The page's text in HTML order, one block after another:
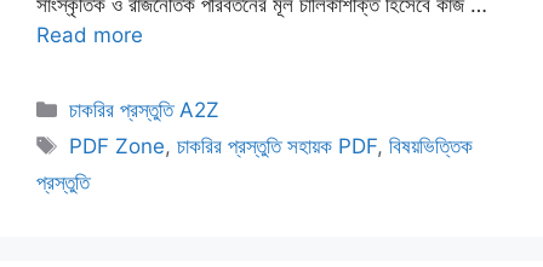
Read more
Categories
চাকরির প্রস্তুতি A2Z
Tags
PDF Zone,চাকরির প্রস্তুতি সহায়ক PDF,বিষয়ভিত্তিক
প্রস্তুতি